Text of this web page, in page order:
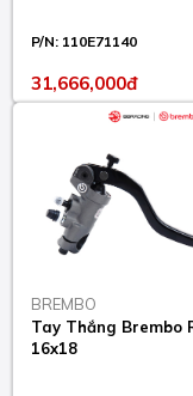
P/N: 110E71140
31,666,000đ
BREMBO
Tay Thắng Brembo
16x18